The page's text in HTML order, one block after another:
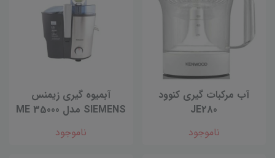
آب مرکبات گیری کنوود
JE280
ناموجود
آبمیوه گیری زیمنس
SIEMENS مدل ME 35000
ناموجود